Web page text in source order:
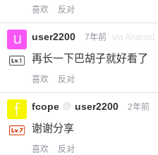
喜欢 反对
user2200 7年前 via Android
再长一下巴胡子就好看了
喜欢 反对
fcope @ user2200 2年前
谢谢分享
喜欢 反对